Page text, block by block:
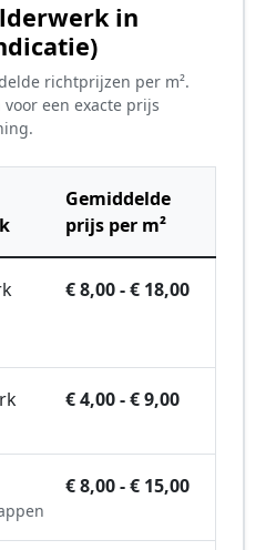
in
richtprijzen per m².
een exacte prijs
Gemiddelde
prijs per m²
€ 8,00 - € 18,00
€ 4,00 - € 9,00
€ 8,00 - € 15,00